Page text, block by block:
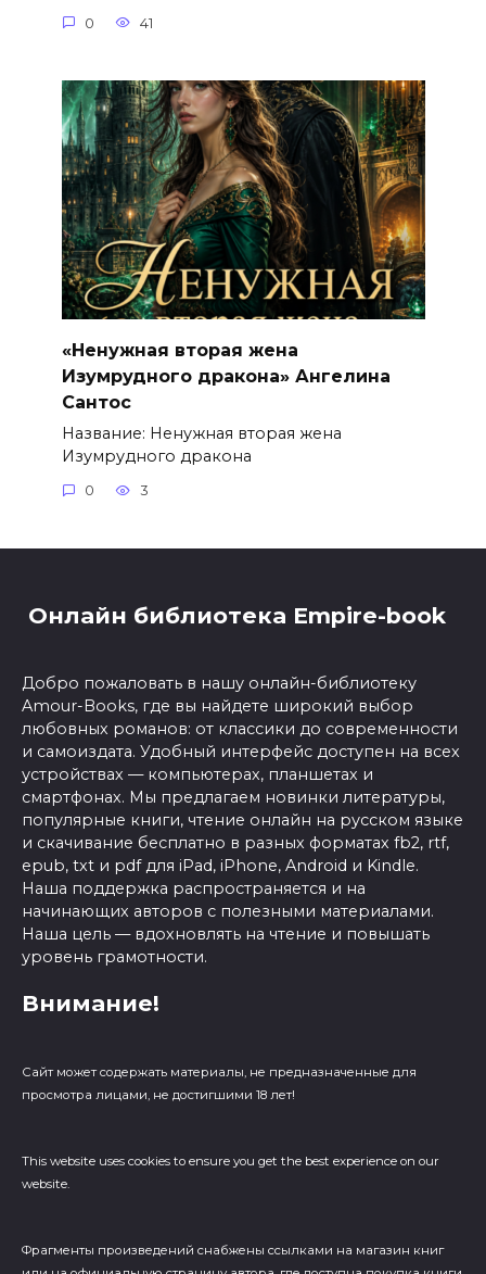
0 41
«Ненужная вторая жена
Изумрудного дракона» Ангелина
Сантос
Название: Ненужная вторая жена
Изумрудного дракона
0 3
Онлайн библиотека Empire-book
Добро пожаловать в нашу онлайн-библиотеку
Amour-Books, где вы найдете широкий выбор
любовных романов: от классики до современности
и самоиздата. Удобный интерфейс доступен на всех
устройствах — компьютерах, планшетах и
смартфонах. Мы предлагаем новинки литературы,
популярные книги, чтение онлайн на русском языке
и скачивание бесплатно в разных форматах fb2, rtf,
epub, txt и pdf для iPad, iPhone, Android и Kindle.
Наша поддержка распространяется и на
начинающих авторов с полезными материалами.
Наша цель — вдохновлять на чтение и повышать
уровень грамотности.
Внимание!
Сайт может содержать материалы, не предназначенные для
просмотра лицами, не достигшими 18 лет!
This website uses cookies to ensure you get the best experience on our
website.
Фрагменты произведений cнабжены ссылками на магазин книг